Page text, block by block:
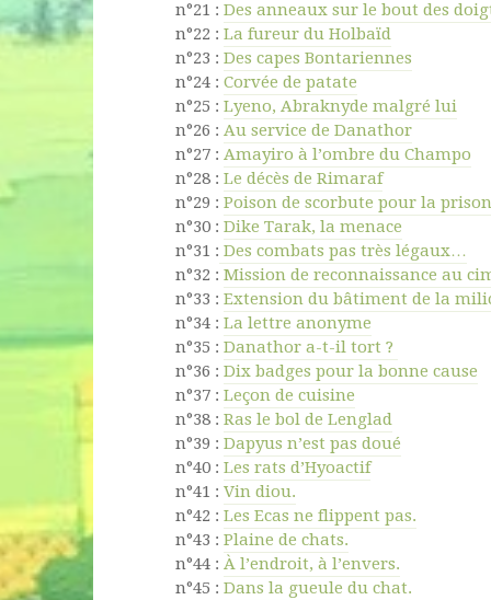
n°21 : Des anneaux sur le bout des
n°22 : La fureur du Holbaïd
n°23 : Des capes Bontariennes
n°24 : Corvée de patate
n°25 : Lyeno, Abraknyde malgré lui
n°26 : Au service de Danathor
n°27 : Amayiro à l’ombre du Champo
n°28 : Le décès de Rimaraf
n°29 : Poison de scorbute pour la prison
n°30 : Dike Tarak, la menace
n°31 : Des combats pas très légaux…
n°32 : Mission de reconnaissance au
n°33 : Extension du bâtiment de la
n°34 : La lettre anonyme
n°35 : Danathor a-t-il tort ?
n°36 : Dix badges pour la bonne cause
n°37 : Leçon de cuisine
n°38 : Ras le bol de Lenglad
n°39 : Dapyus n’est pas doué
n°40 : Les rats d’Hyoactif
n°41 : Vin diou.
n°42 : Les Ecas ne flippent pas.
n°43 : Plaine de chats.
n°44 : À l’endroit, à l’envers.
n°45 : Dans la gueule du chat.